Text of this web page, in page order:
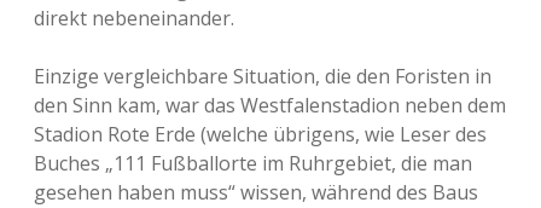
direkt nebeneinander.
Einzige vergleichbare Situation, die den Foristen in
den Sinn kam, war das Westfalenstadion neben dem
Stadion Rote Erde (welche übrigens, wie Leser des
Buches „111 Fußballorte im Ruhrgebiet, die man
gesehen haben muss“ wissen, während des Baus